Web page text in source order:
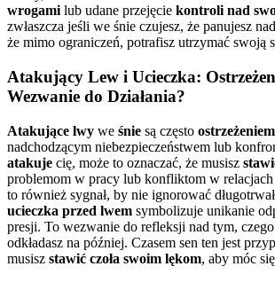
wrogami lub udane przejęcie kontroli nad
zwłaszcza jeśli we śnie czujesz, że panujesz
że mimo ograniczeń, potrafisz utrzymać swoją
Atakujący Lew i Ucieczka:
Wezwanie do Działania?
Atakujące lwy we śnie są często ostrzeżeniem
nadchodzącym niebezpieczeństwem lub
atakuje cię, może to oznaczać, że musisz
problemom w pracy lub konfliktom w relacjach
to również sygnał, by nie ignorować
ucieczka przed lwem symbolizuje unikanie
presji. To wezwanie do refleksji nad tym,
odkładasz na później. Czasem sen ten jest
musisz stawić czoła swoim lękom, aby móc